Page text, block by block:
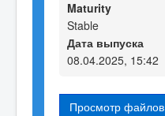
Maturity
Stable
Дата выпуска
08.04.2025, 15:42
Просмотр файлов